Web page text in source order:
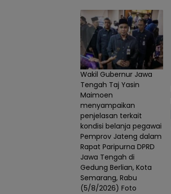
Wakil Gubernur Jawa
Tengah Taj Yasin
Maimoen
menyampaikan
penjelasan terkait
kondisi belanja pegawai
Pemprov Jateng dalam
Rapat Paripurna DPRD
Jawa Tengah di
Gedung Berlian, Kota
Semarang, Rabu
(5/8/2026) Foto